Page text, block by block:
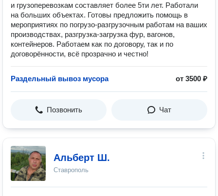
и грузоперевозкам составляет более 5ти лет. Работали
на больших объектах. Готовы предложить помощь в
мероприятиях по погрузо-разгрузочным работам на ваших
производствах, разгрузка-загрузка фур, вагонов,
контейнеров. Работаем как по договору, так и по
договорённости, всё прозрачно и честно!
Раздельный вывоз мусора от 3500 ₽
Позвонить Чат
Альберт Ш.
Ставрополь